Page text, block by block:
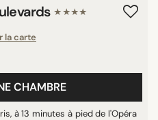
★★★★
la carte
CHAMBRE
à 13 minutes à pied de l'Opéra